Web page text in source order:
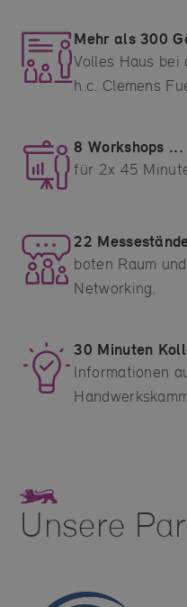
Mehr als 300
Volles Haus
h.c. Clemens
8 Workshops ...
für 2x 45
22
boten Raum
Networking.
30 Minuten
Informationen
Unsere